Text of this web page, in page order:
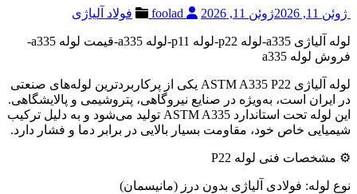
ژوئن 11, 2026 ژوئن 11, 2026 فولاد آلیاژی
لوله آلیاژی a335-لوله p22-لوله p11-لوله a335-قیمت لوله a335-
فروش لوله a335
لوله آلیاژی ASTM A335 P22 یکی از پرکاربردترین لوله‌های صنعتی
در ایران است، به‌ویژه در صنایع نیروگاهی، پتروشیمی و پالایشگاهی.
این لوله تحت استاندارد ASTM A335 تولید می‌شود و به دلیل ترکیب
شیمیایی خاص خود، مقاومت بسیار بالایی در برابر دما و فشار دارد.
⚙️ مشخصات فنی لوله P22
نوع لوله: فولادی آلیاژی بدون درز (مانیسمان)